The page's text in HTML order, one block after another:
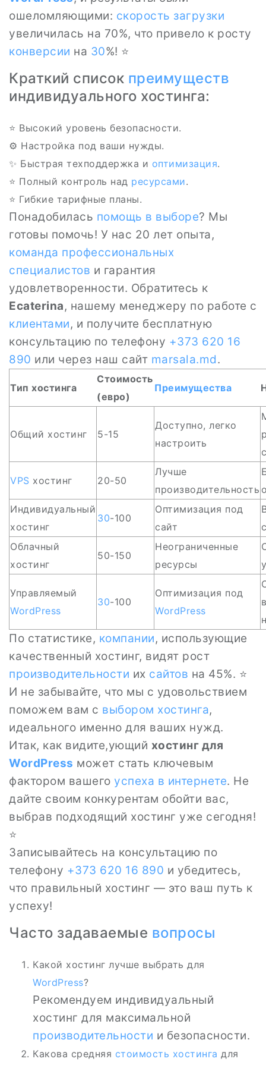
ошеломляющими: скорость загрузки
увеличилась на 70%, что привело к росту
конверсии на 30%! ⭐
Краткий список преимуществ
индивидуального хостинга:
⭐ Высокий уровень безопасности.
⚙️ Настройка под ваши нужды.
✨ Быстрая техподдержка и оптимизация.
⭐ Полный контроль над ресурсами.
⭐ Гибкие тарифные планы.
Понадобилась помощь в выборе? Мы
готовы помочь! У нас 20 лет опыта,
команда профессиональных
специалистов и гарантия
удовлетворенности. Обратитесь к
Ecaterina, нашему менеджеру по работе с
клиентами, и получите бесплатную
консультацию по телефону +373 620 16
890 или через наш сайт marsala.md.
Тип хостинга
Стоимость
(евро)
Преимущества
Общий хостинг 5-15
Доступно, легко
настроить
VPS хостинг 20-50
Лучше
производительность
Индивидуальный
хостинг
30-100
Оптимизация под
сайт
Облачный
хостинг
50-150
Неограниченные
ресурсы
Управляемый
WordPress
30-100
Оптимизация под
WordPress
По статистике, компании, использующие
качественный хостинг, видят рост
производительности их сайтов на 45%. ⭐
И не забывайте, что мы с удовольствием
поможем вам с выбором хостинга,
идеального именно для ваших нужд.
Итак, как видите,ующий хостинг для
WordPress может стать ключевым
фактором вашего успеха в интернете. Не
дайте своим конкурентам обойти вас,
выбрав подходящий хостинг уже сегодня!
⭐
Записывайтесь на консультацию по
телефону +373 620 16 890 и убедитесь,
что правильный хостинг — это ваш путь к
успеху!
Часто задаваемые вопросы
Какой хостинг лучше выбрать для
WordPress?
Рекомендуем индивидуальный
хостинг для максимальной
производительности и безопасности.
Какова средняя стоимость хостинга для